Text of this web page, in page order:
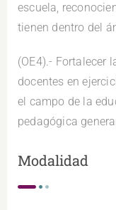
escuela,
tienen dentro del
(OE4).- Fortalecer
docentes en
el campo de la
pedagógica
Modalidad